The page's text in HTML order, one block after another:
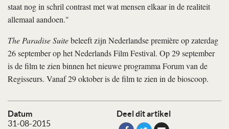
Datum
31-08-2015
Deel dit artikel
staat nog in schril contrast met wat mensen elkaar in de realiteit
allemaal aandoen."
The Paradise Suitebeleeft zijn Nederlandse première op zaterdag
26 september op het Nederlands Film Festival. Op 29 september
is de film te zien binnen het nieuwe programma Forum van de
Regisseurs. Vanaf 29 oktober is de film te zien in de bioscoop.